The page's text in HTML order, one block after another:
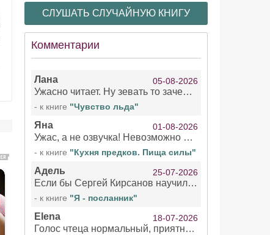
СЛУШАТЬ СЛУЧАЙНУЮ КНИГУ
Комментарии
Лана 05-08-2026
Ужасно читает. Ну зевать то зачем. Уже не говорю, что ударения ставит, как хочет.
- к книге "Чувство льда"
Яна 01-08-2026
Ужас, а не озвучка! Невозможно вникать в смысл текста из за кривляний чтеца
- к книге "Кухня предков. Пища силы"
Адель 25-07-2026
Если бы Сергей Кирсанов научился не сглатывать каждые 1-2 минуты слюну, так что слышно в микрофоне и, что вызывает отвращение, то мелжно было бы слушать.
- к книге "Я - посланник"
Elena 18-07-2026
Голос чтеца нормальный, приятный тембр. Мне очень понравилось озвучивание рассказа. Очень странный отзыв Надежды. Может у неё что-то с нервами?